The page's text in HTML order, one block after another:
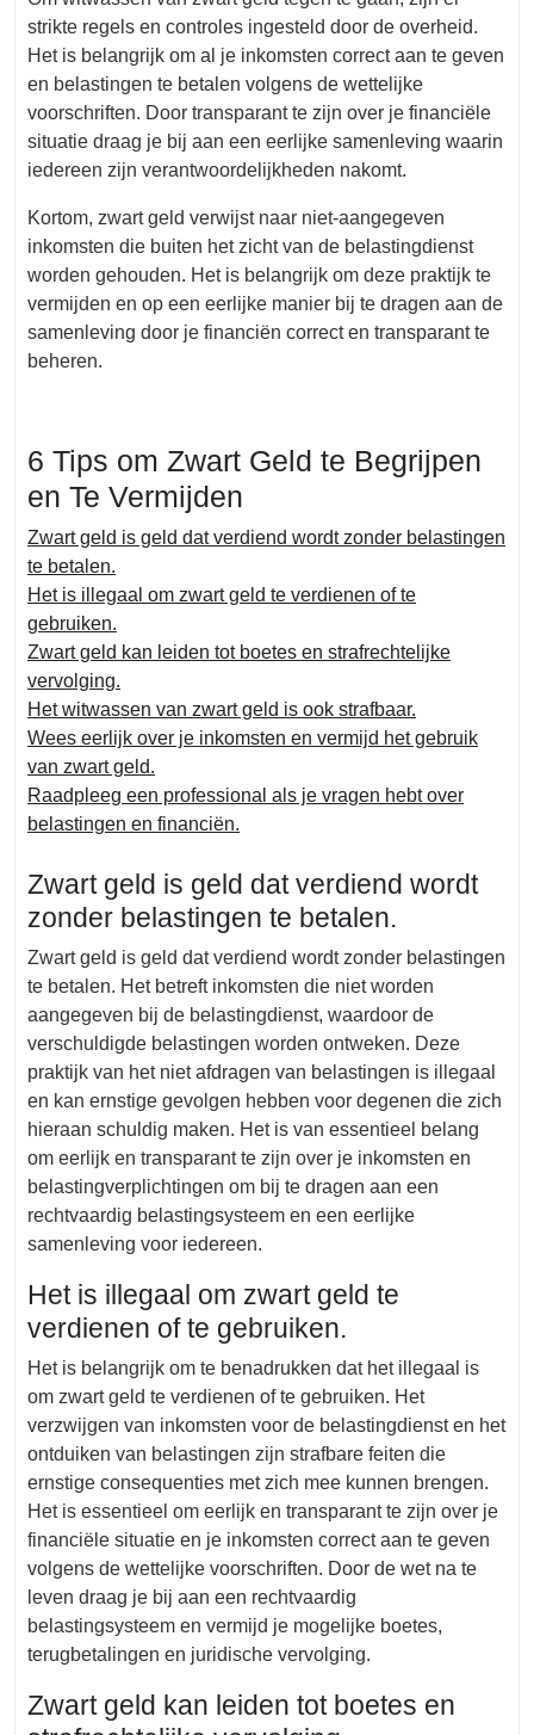
strikte regels en controles ingesteld door de overheid.
Het is belangrijk om al je inkomsten correct aan te geven
en belastingen te betalen volgens de wettelijke
voorschriften. Door transparant te zijn over je financiële
situatie draag je bij aan een eerlijke samenleving waarin
iedereen zijn verantwoordelijkheden nakomt.
Kortom, zwart geld verwijst naar niet-aangegeven
inkomsten die buiten het zicht van de belastingdienst
worden gehouden. Het is belangrijk om deze praktijk te
vermijden en op een eerlijke manier bij te dragen aan de
samenleving door je financiën correct en transparant te
beheren.
6 Tips om Zwart Geld te Begrijpen
en Te Vermijden
Zwart geld is geld dat verdiend wordt zonder belastingen
te betalen.
Het is illegaal om zwart geld te verdienen of te
gebruiken.
Zwart geld kan leiden tot boetes en strafrechtelijke
vervolging.
Het witwassen van zwart geld is ook strafbaar.
Wees eerlijk over je inkomsten en vermijd het gebruik
van zwart geld.
Raadpleeg een professional als je vragen hebt over
belastingen en financiën.
Zwart geld is geld dat verdiend wordt
zonder belastingen te betalen.
Zwart geld is geld dat verdiend wordt zonder belastingen
te betalen. Het betreft inkomsten die niet worden
aangegeven bij de belastingdienst, waardoor de
verschuldigde belastingen worden ontweken. Deze
praktijk van het niet afdragen van belastingen is illegaal
en kan ernstige gevolgen hebben voor degenen die zich
hieraan schuldig maken. Het is van essentieel belang
om eerlijk en transparant te zijn over je inkomsten en
belastingverplichtingen om bij te dragen aan een
rechtvaardig belastingsysteem en een eerlijke
samenleving voor iedereen.
Het is illegaal om zwart geld te
verdienen of te gebruiken.
Het is belangrijk om te benadrukken dat het illegaal is
om zwart geld te verdienen of te gebruiken. Het
verzwijgen van inkomsten voor de belastingdienst en het
ontduiken van belastingen zijn strafbare feiten die
ernstige consequenties met zich mee kunnen brengen.
Het is essentieel om eerlijk en transparant te zijn over je
financiële situatie en je inkomsten correct aan te geven
volgens de wettelijke voorschriften. Door de wet na te
leven draag je bij aan een rechtvaardig
belastingsysteem en vermijd je mogelijke boetes,
terugbetalingen en juridische vervolging.
Zwart geld kan leiden tot boetes en